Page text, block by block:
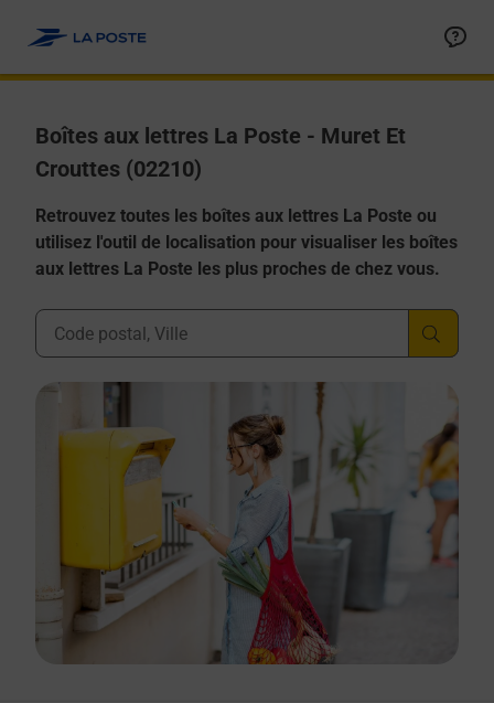
Boîtes aux lettres La Poste - Muret Et
Crouttes (02210)
Retrouvez toutes les boîtes aux lettres La Poste ou
utilisez l'outil de localisation pour visualiser les boîtes
aux lettres La Poste les plus proches de chez vous.
Ville, Département, Code Postal